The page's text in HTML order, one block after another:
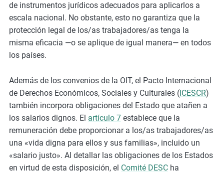
de instrumentos jurídicos adecuados para aplicarlos a
escala nacional. No obstante, esto no garantiza que la
protección legal de los/as trabajadores/as tenga la
misma eficacia —o se aplique de igual manera— en todos
los países.
Además de los convenios de la OIT, el Pacto Internacional
de Derechos Económicos, Sociales y Culturales (ICESCR)
también incorpora obligaciones del Estado que atañen a
los salarios dignos. El artículo 7establece que la
remuneración debe proporcionar a los/as trabajadores/as
una «vida digna para ellos y sus familias», incluido un
«salario justo». Al detallar las obligaciones de los Estados
en virtud de esta disposición, el Comité DESCha